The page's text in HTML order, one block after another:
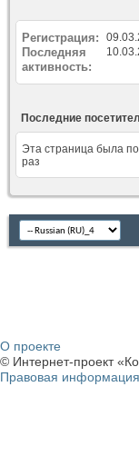
Регистрация
Последняя
активность
Последние
Эта страница была
раз
О проекте
© Интернет-проект
Правовая информация